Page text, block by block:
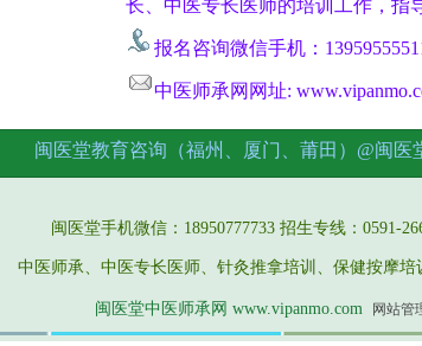
长、中医专长医师的培训工作，指
报名咨询微信手机：
中医师承网网址:
闽医堂手机微信：18950777733 招生专线：0591-
中医师承、中医专长医师、针灸推拿培训、保健按摩
闽医堂中医师承网 www.vipanmo.com 网站管
闽医堂教育咨询（福州、厦门、莆田）@闽医
报